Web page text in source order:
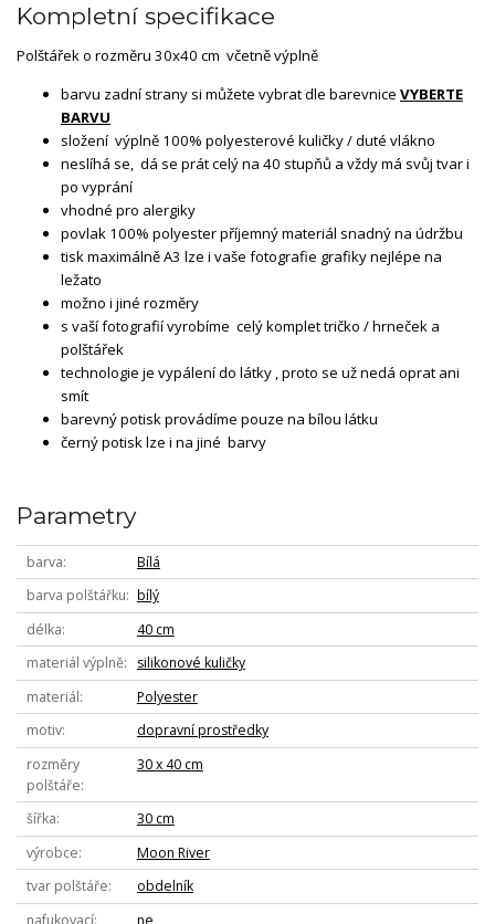
Kompletní specifikace
Polštářek o rozměru 30x40 cm včetně výplně
barvu zadní strany si můžete vybrat dle barevnice VYBERTE
BARVU
složení výplně 100% polyesterové kuličky / duté vlákno
neslíhá se, dá se prát celý na 40 stupňů a vždy má svůj tvar i
po vyprání
vhodné pro alergiky
povlak 100% polyester příjemný materiál snadný na údržbu
tisk maximálně A3 lze i vaše fotografie grafiky nejlépe na
ležato
možno i jiné rozměry
s vaší fotografií vyrobíme celý komplet tričko / hrneček a
polštářek
technologie je vypálení do látky , proto se už nedá oprat ani
smít
barevný potisk provádíme pouze na bílou látku
černý potisk lze i na jiné barvy
Parametry
barva
Bílá
barva polštářku
bílý
délka
40 cm
materiál výplně
silikonové kuličky
materiál
Polyester
motiv
dopravní prostředky
rozměry
polštáře
30 x 40 cm
šířka
30 cm
výrobce
Moon River
tvar polštáře
obdelník
nafukovací
ne